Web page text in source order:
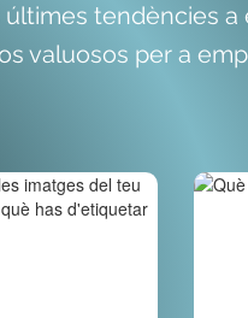
tendències a
valuosos per a